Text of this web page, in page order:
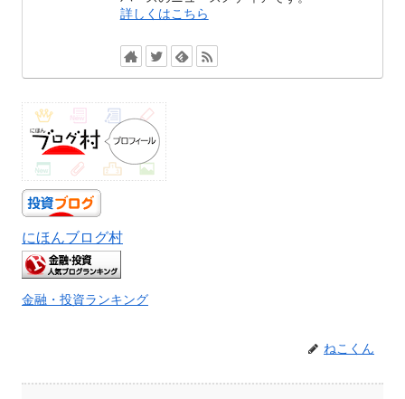
詳しくはこちら
にほんブログ村
金融・投資ランキング
ねこくん